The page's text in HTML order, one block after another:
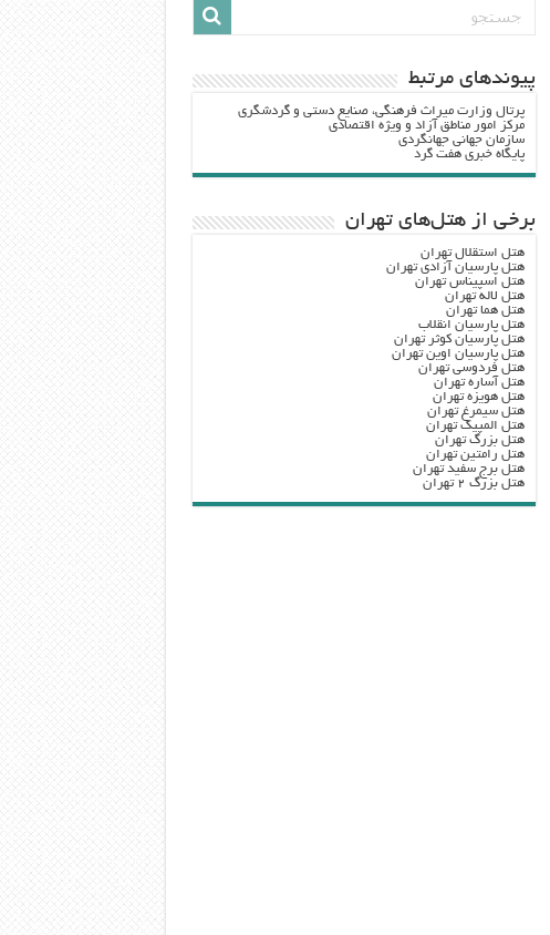
پيوندهاي مرتبط
پرتال وزارت ميراث فرهنگي، صنایع دستی و گردشگري
مرکز امور مناطق آزاد و ویژه اقتصادی
سازمان جهانی جهانگردی
پایگاه خبری هفت گرد
برخی از هتل‌های تهران
هتل استقلال تهران
هتل پارسیان آزادی تهران
هتل اسپیناس تهران
هتل لاله تهران
هتل هما تهران
هتل پارسیان انقلاب
هتل پارسیان کوثر تهران
هتل پارسیان اوین تهران
هتل فردوسی تهران
هتل آساره تهران
هتل هویزه تهران
هتل سیمرغ تهران
هتل المپیک تهران
هتل بزرگ تهران
هتل رامتین تهران
هتل برج سفید تهران
هتل بزرگ ۲ تهران